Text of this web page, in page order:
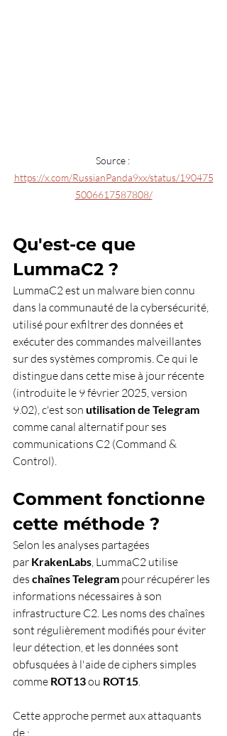
Source :
https://x.com/RussianPanda9xx/status/190475
5006617587808/
Qu'est-ce que
LummaC2 ?
LummaC2 est un malware bien connu
dans la communauté de la cybersécurité,
utilisé pour exfiltrer des données et
exécuter des commandes malveillantes
sur des systèmes compromis. Ce qui le
distingue dans cette mise à jour récente
(introduite le 9 février 2025, version
9.02), c'est son utilisation de Telegram
comme canal alternatif pour ses
communications C2 (Command &
Control).
Comment fonctionne
cette méthode ?
Selon les analyses partagées
par KrakenLabs , LummaC2 utilise
des chaînes Telegram pour récupérer les
informations nécessaires à son
infrastructure C2. Les noms des chaînes
sont régulièrement modifiés pour éviter
leur détection, et les données sont
obfusquées à l'aide de ciphers simples
comme ROT13 ou ROT15
Cette approche permet aux attaquants
de :